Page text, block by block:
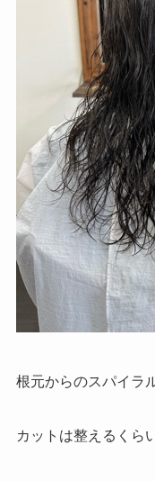
根元からのスパイラ
カットは整えるくら